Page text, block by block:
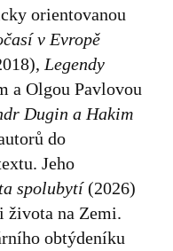
orientovanou
v Evropě
Legendy
a Olgou Pavlovou
Dugin a Hakim
do
Jeho
spolubytí(2026)
života na Zemi.
obtýdeníku